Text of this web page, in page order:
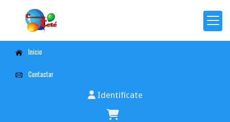
Inicio
Contactar
Identifícate